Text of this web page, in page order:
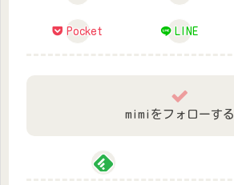
Pocket LINE
mimiをフォローする